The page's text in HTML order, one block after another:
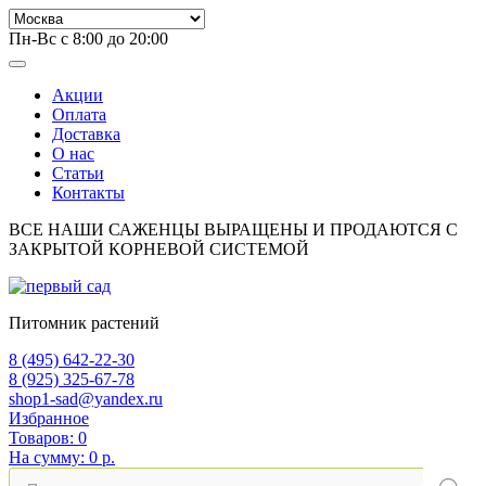
Пн-Вс с 8:00 до 20:00
Акции
Оплата
Доставка
О нас
Статьи
Контакты
ВСЕ НАШИ САЖЕНЦЫ ВЫРАЩЕНЫ И ПРОДАЮТСЯ С
ЗАКРЫТОЙ КОРНЕВОЙ СИСТЕМОЙ
Питомник растений
8 (495) 642-22-30
8 (925) 325-67-78
shop1-sad@yandex.ru
Избранное
Товаров: 0
На сумму: 0 р.
Поиск